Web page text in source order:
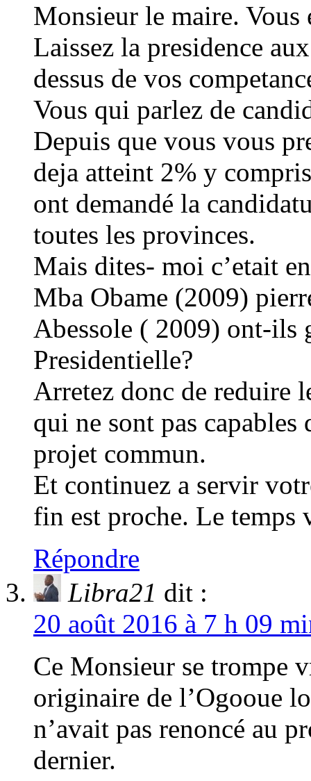
Monsieur le maire.
Laissez la presidence
dessus de vos
Vous qui parlez de
Depuis que vous vous
deja atteint 2% y
ont demandé la
toutes les provinces.
Mais dites- moi c’etait
Mba Obame (2009)
Abessole ( 2009) ont-ils
Presidentielle?
Arretez donc de reduire
qui ne sont pas
projet commun.
Et continuez a servir
fin est proche. Le temps
Répondre
Libra21 dit :
20 août 2016 à 7 h 09
Ce Monsieur se trompe
originaire de l’Ogooue
n’avait pas renoncé au
dernier.